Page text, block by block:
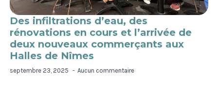
Des infiltrations d’eau, des
rénovations en cours et l’arrivée de
deux nouveaux commerçants aux
Halles de Nîmes
septembre 23, 2025 Aucun commentaire